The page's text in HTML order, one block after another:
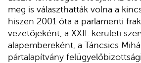
meg is választhatták volna a
hiszen 2001 óta a parlamenti
vezetőjeként, a XXII. kerületi
alapembereként, a Táncsics
pártalapítvány